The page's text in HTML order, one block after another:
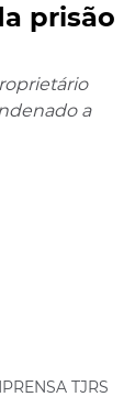
prisão
a
TJRS